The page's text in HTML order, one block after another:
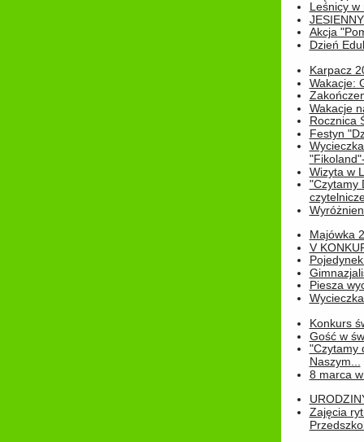
Leśnicy w
Akcja
Dzień
Karpacz
Wakacje:
Wakacje
Rocznica
Festyn
Wizyta w
"Czytamy
Majówka
V
Piesza
Konkurs
Gość w
"Czytamy
Naszym...
8 marca
Zajęcia